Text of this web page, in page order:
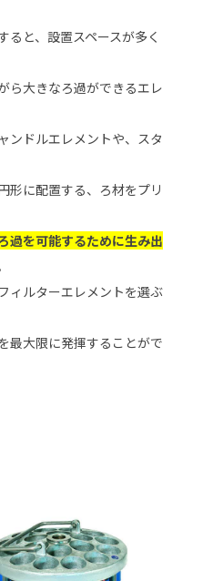
ると、設置スペースが多く
ら大きなろ過ができるエレ
ンドルエレメントや、スタ
形に配置する、ろ材をプリ
過を可能するために生み出
ィルターエレメントを選ぶ
最大限に発揮することがで